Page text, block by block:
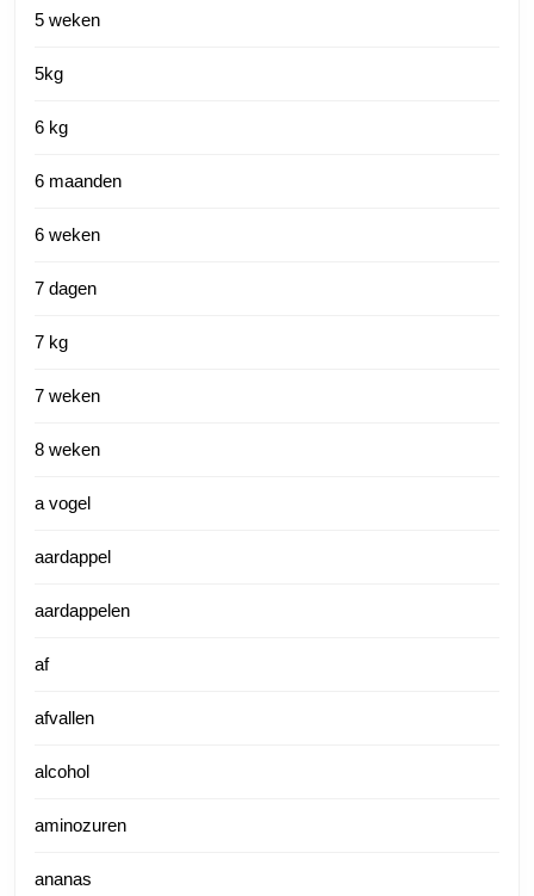
5 weken
5kg
6 kg
6 maanden
6 weken
7 dagen
7 kg
7 weken
8 weken
a vogel
aardappel
aardappelen
af
afvallen
alcohol
aminozuren
ananas